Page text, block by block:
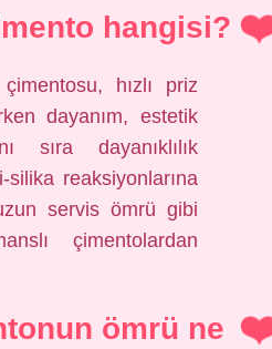
hangisi?
hızlı priz
dayanım, estetik
sıra dayanıklılık
silika reaksiyonlarına
servis ömrü gibi
çimentolardan
ömrü ne